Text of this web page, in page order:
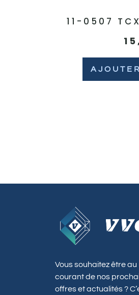
11-0507
Vous souhaitez être au
courant de nos
offres et actualités ?